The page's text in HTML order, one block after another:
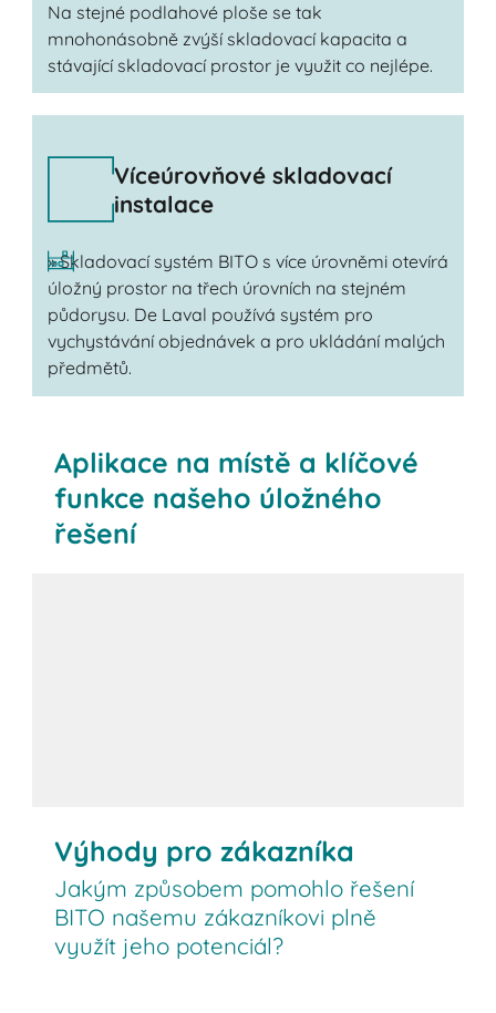
Na stejné podlahové ploše se tak
mnohonásobně zvýší skladovací kapacita a
stávající skladovací prostor je využit co nejlépe.
Víceúrovňové skladovací
instalace
» Skladovací systém BITO s více úrovněmi otevírá
úložný prostor na třech úrovních na stejném
půdorysu. De Laval používá systém pro
vychystávání objednávek a pro ukládání malých
předmětů.
Aplikace na místě a klíčové
funkce našeho úložného
řešení
Výhody pro zákazníka
Jakým způsobem pomohlo řešení
BITO našemu zákazníkovi plně
využít jeho potenciál?